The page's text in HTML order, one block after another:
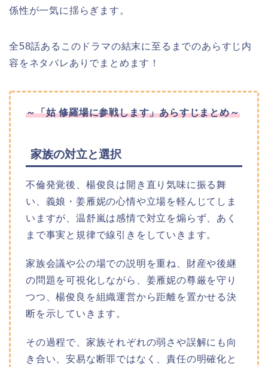
係性が一気に揺らぎます。
全58話あるこのドラマの結末に至るまでのあらすじ内
容をネタバレありでまとめます！
～「姑 修羅場に参戦します」あらすじまとめ～
家族の対立と選択
不倫発覚後、楊俊良は開き直り気味に振る舞
い、義娘・姜雁妮の心情や立場を軽んじてしま
いますが、温舒嵐は感情で対立を煽らず、あく
まで事実と規律で線引きをしていきます。
家族会議や公の場での説明を重ね、財産や後継
の問題を可視化しながら、姜雁妮の尊厳を守り
つつ、楊俊良を組織運営から距離を置かせる決
断を示していきます。
その過程で、家族それぞれの弱さや誤解にも向
き合い、安易な断罪ではなく、責任の明確化と